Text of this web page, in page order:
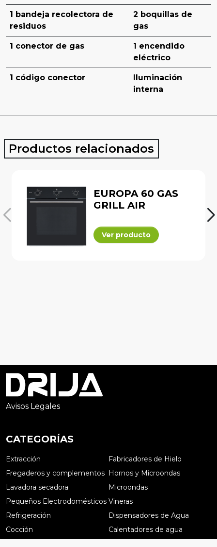
1 bandeja recolectora de
residuos
2 boquillas de
gas
1 conector de gas
1 encendido
eléctrico
1 código conector
Iluminación
interna
Productos relacionados
EUROPA 60 GAS
GRILL AIR
Ver producto
Avisos Legales
CATEGORÍAS
Extracción
Fabricadores de Hielo
Fregaderos y complementos Hornos y Microondas
Lavadora secadora
Microondas
Pequeños Electrodomésticos Vineras
Refrigeración
Dispensadores de Agua
Cocción
Calentadores de agua